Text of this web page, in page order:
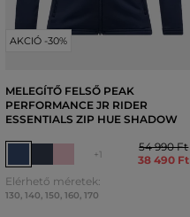
AKCIÓ -30%
MELEGÍTŐ FELSŐ PEAK
PERFORMANCE JR RIDER
ESSENTIALS ZIP HUE SHADOW
+1
54 990 Ft
38 490 Ft
Elérhető méretek:
130, 140, 150, 160, 170